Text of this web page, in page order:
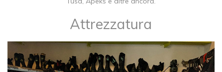
Attrezzatura